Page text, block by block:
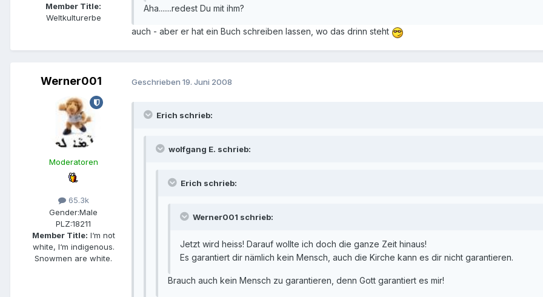
Member Title:
Weltkulturerbe
Aha.......redest Du mit ihm?
auch - aber er hat ein Buch schreiben lassen, wo das drinn steht
Werner001
Moderatoren
65.3k
Gender:Male
PLZ:18211
Member Title: I‘m not
white, I‘m indigenous.
Snowmen are white.
Geschrieben 19. Juni 2008
Erich schrieb:
wolfgang E. schrieb:
Erich schrieb:
Werner001 schrieb:
Jetzt wird heiss! Darauf wollte ich doch die ganze Zeit hinaus!
Es garantiert dir nämlich kein Mensch, auch die Kirche kann es dir nicht garantieren.
Brauch auch kein Mensch zu garantieren, denn Gott garantiert es mir!